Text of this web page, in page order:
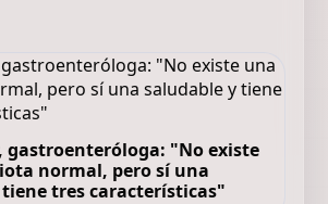
gastroenteróloga: "No existe
normal, pero sí una
tres características"